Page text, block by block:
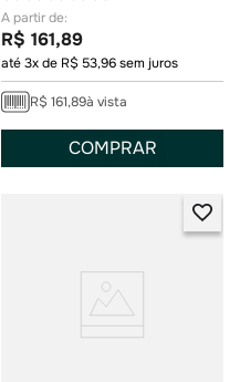
R$ 161,89
até3x de R$ 53,96sem juros
R$ 161,89à vista
COMPRAR